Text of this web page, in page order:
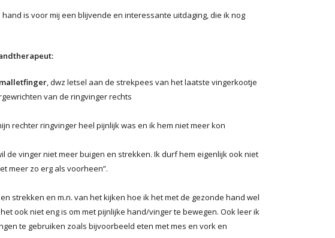
is voor mij een blijvende en interessante uitdaging, die ik nog
, dwz letsel aan de strekpees van het laatste vingerkootje
van de ringvinger rechts
rechter ringvinger heel pijnlijk was en ik hem niet meer kon
de vinger niet meer buigen en strekken. Ik durf hem eigenlijk ook niet
meer zo erg als voorheen”.
strekken en m.n. van het kijken hoe ik het met de gezonde hand wel
ook niet eng is om met pijnlijke hand/vinger te bewegen. Ook leer ik
te gebruiken zoals bijvoorbeeld eten met mes en vork en